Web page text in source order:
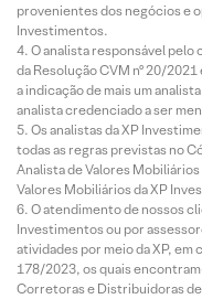
provenientes dos negócios e
Investimentos.
O analista responsável
da Resolução CVM nº 20/
a indicação de mais um
analista credenciado a ser
Os analistas da XP
todas as regras previstas no
Analista de Valores
Valores Mobiliários da XP
O atendimento de nossos
Investimentos ou por
atividades por meio da XP, em
178/2023, os quais
Corretoras e Distribuidoras